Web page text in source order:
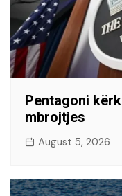
Pentagoni
mbrojtjes
August 5, 2026